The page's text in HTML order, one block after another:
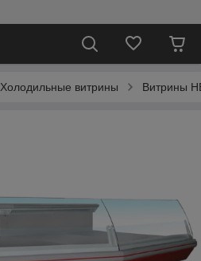
Холодильные витрины Витрины